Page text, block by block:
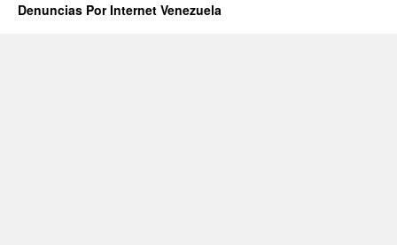
Denuncias Por Internet Venezuela